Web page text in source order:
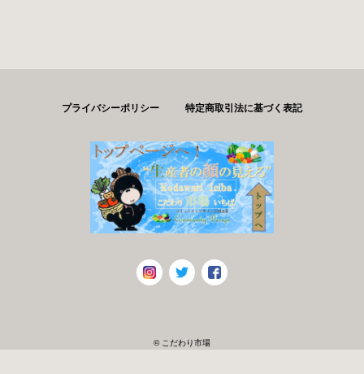
プライバシーポリシー 特定商取引法に基づく表記
© こだわり市場